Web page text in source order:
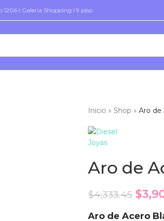
1206 I Galeria Shopping I 9 piso
Inicio » Shop » Aro de
Aro de
$4,333.45 $
Aro de Acero